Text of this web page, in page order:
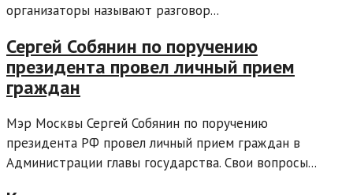
организаторы называют разговор...
Сергей Собянин по поручению
президента провел личный прием
граждан
Мэр Москвы Сергей Собянин по поручению
президента РФ провел личный прием граждан в
Администрации главы государства. Свои вопросы...